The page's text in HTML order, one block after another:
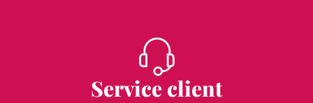
Service client